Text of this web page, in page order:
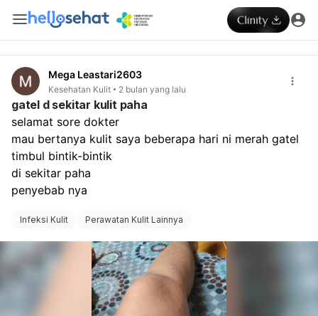
Mega Leastari2603
Kesehatan Kulit 2 bulan yang lalu
gatel d sekitar kulit paha
selamat sore dokter
mau bertanya kulit saya beberapa hari ni merah gatel
timbul bintik-bintik
di sekitar paha
penyebab nya
Infeksi Kulit Perawatan Kulit Lainnya